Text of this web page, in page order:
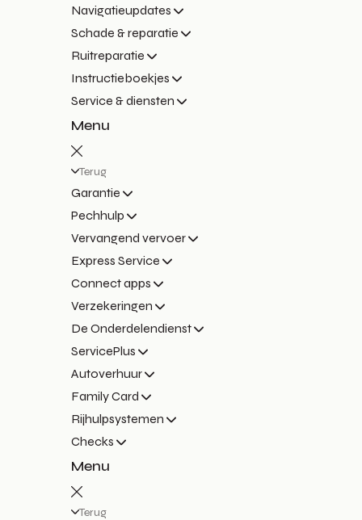
Navigatieupdates
Schade & reparatie
Ruitreparatie
Instructieboekjes
Service & diensten
Menu
Terug
Garantie
Pechhulp
Vervangend vervoer
Express Service
Connect apps
Verzekeringen
De Onderdelendienst
ServicePlus
Autoverhuur
Family Card
Rijhulpsystemen
Checks
Menu
Terug